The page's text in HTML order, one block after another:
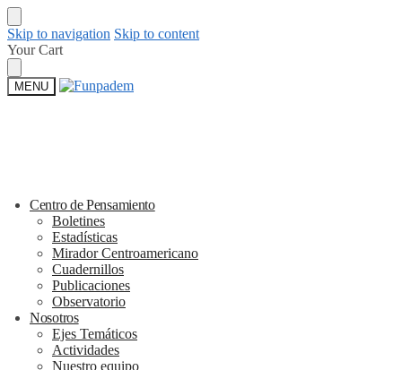
Skip to navigation Skip to content
Your Cart
MENU
Centro de Pensamiento
Boletines
Estadísticas
Mirador Centroamericano
Cuadernillos
Publicaciones
Observatorio
Nosotros
Ejes Temáticos
Actividades
Nuestro equipo